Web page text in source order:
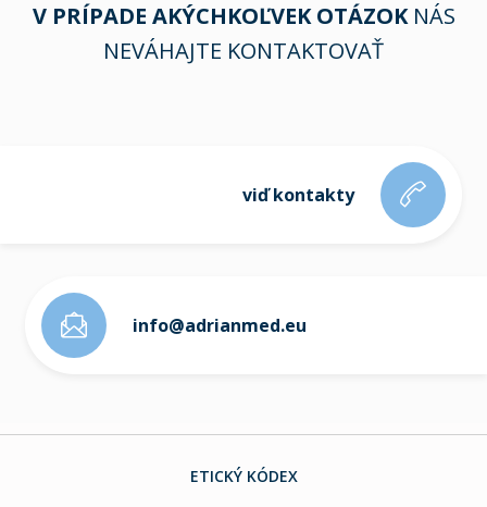
V PRÍPADE AKÝCHKOĽVEK OTÁZOKNÁS
NEVÁHAJTE KONTAKTOVAŤ
viď kontakty
info@adrianmed.eu
ETICKÝ KÓDEX